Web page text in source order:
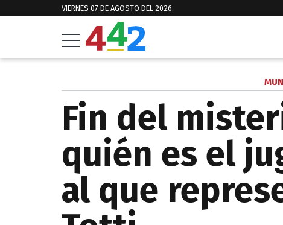
VIERNES 07 DE AGOSTO DEL 2026
Fin del
quién es el
al que